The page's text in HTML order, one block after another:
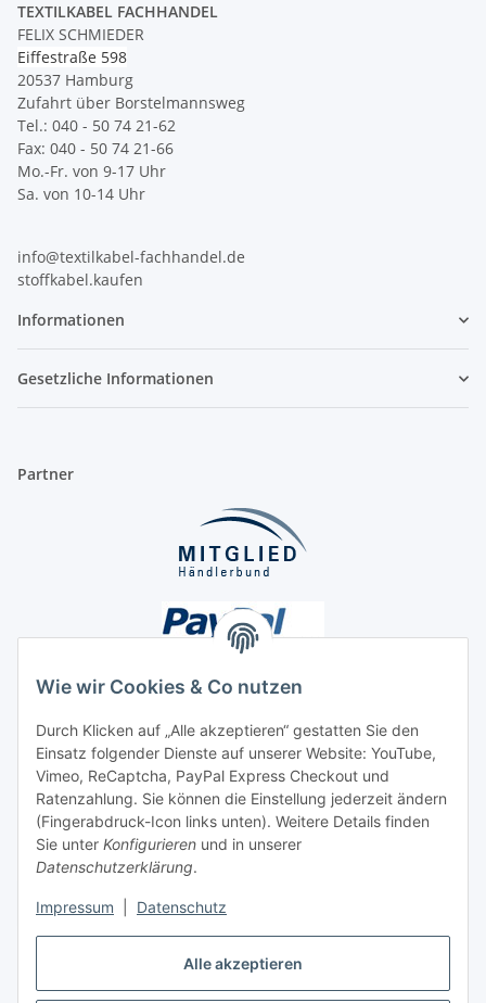
Alle akzeptieren
Wie wir Cookies & Co nutzen
Durch Klicken auf „Alle akzeptieren“ gestatten Sie den
Einsatz folgender Dienste auf unserer Website: YouTube,
Vimeo, ReCaptcha, PayPal Express Checkout und
Ratenzahlung. Sie können die Einstellung jederzeit ändern
(Fingerabdruck-Icon links unten). Weitere Details finden
Sie unter Konfigurieren und in unserer
Datenschutzerklärung.
Impressum Datenschutz
TEXTILKABEL FACHHANDEL
FELIX SCHMIEDER
Eiffestraße 598
20537 Hamburg
Zufahrt über Borstelmannsweg
Tel.: 040 - 50 74 21-62
Fax: 040 - 50 74 21-66
Mo.-Fr. von 9-17 Uhr
Sa. von 10-14 Uhr
info@textilkabel-fachhandel.de
stoffkabel.kaufen
Informationen
Gesetzliche Informationen
Partner
Unsere Seiten
Social Media
Vertrag widerrufen